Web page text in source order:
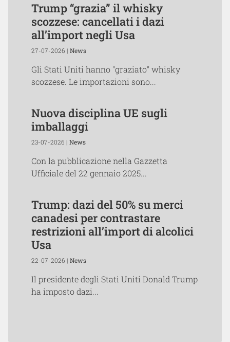
Trump “grazia” il whisky
scozzese: cancellati i dazi
all’import negli Usa
27-07-2026 | News
Gli Stati Uniti hanno "graziato" whisky
scozzese. Le importazioni sono...
Nuova disciplina UE sugli
imballaggi
23-07-2026 | News
Con la pubblicazione nella Gazzetta
Ufficiale del 22 gennaio 2025...
Trump: dazi del 50% su merci
canadesi per contrastare
restrizioni all’import di alcolici
Usa
22-07-2026 | News
Il presidente degli Stati Uniti Donald Trump
ha imposto dazi...